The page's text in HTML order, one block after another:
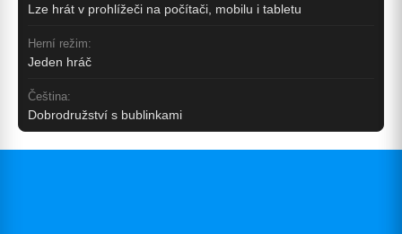
Lze hrát v prohlížeči na počítači, mobilu i tabletu
Herní režim:
Jeden hráč
Čeština:
Dobrodružství s bublinkami